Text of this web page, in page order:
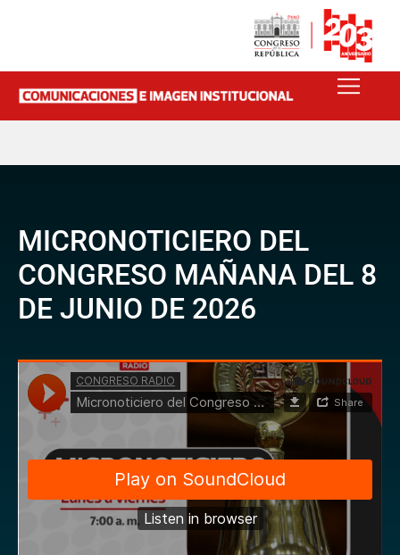
MICRONOTICIERO DEL
CONGRESO MAÑANA DEL 8
DE JUNIO DE 2026